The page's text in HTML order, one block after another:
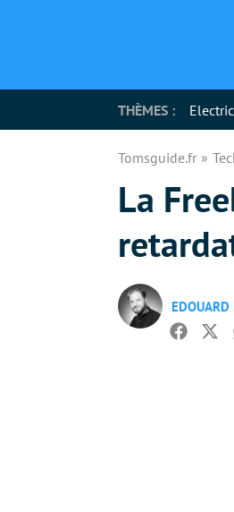
THÈMES :
Tomsguide.fr
La
EDOUARD